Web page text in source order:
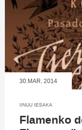
30.MAR, 2014
IINUU IESAKA
Flamenko